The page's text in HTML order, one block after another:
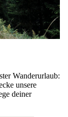
Wanderurlaub:
unsere
deiner